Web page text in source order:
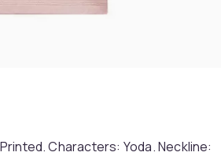
Characters: Yoda. Neckline: